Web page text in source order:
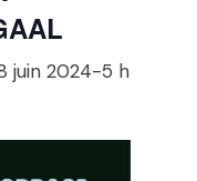
juin 2024-5 h